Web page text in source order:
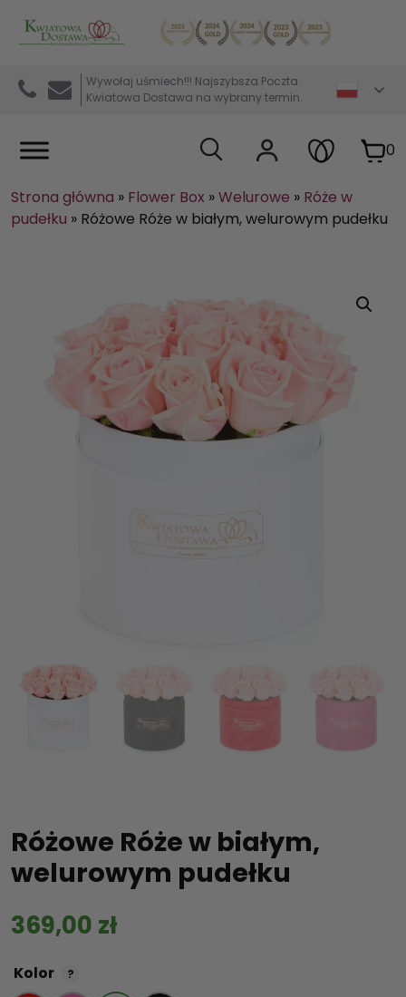
Kwiaciarnia internetowa Kwiatowa Dostawa
Wywołaj uśmiech!!! Najszybsza Poczta.
Kwiatowa Dostawa na wybrany termin.
0
Strona główna » Flower Box »Welurowe » Róże w
pudełku » Różowe Róże w białym, welurowym pudełku
Różowe Róże w białym,
welurowym pudełku
369,00 zł
Kolor ?